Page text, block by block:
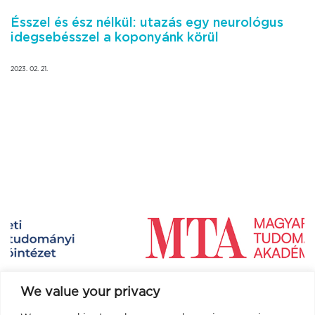
We value your privacy
Ésszel és ész nélkül: utazás egy neurológus
idegsebésszel a koponyánk körül
2023. 02. 21.